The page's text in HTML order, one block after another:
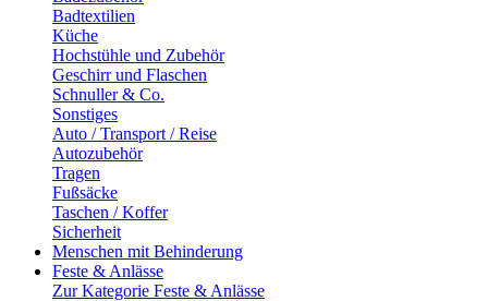
Badtextilien
Küche
Hochstühle und Zubehör
Geschirr und Flaschen
Schnuller & Co.
Sonstiges
Auto / Transport / Reise
Autozubehör
Tragen
Fußsäcke
Taschen / Koffer
Sicherheit
Menschen mit Behinderung
Feste & Anlässe
Zur Kategorie Feste & Anlässe